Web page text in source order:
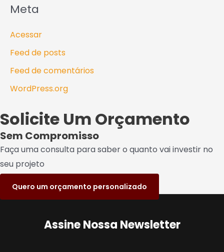
Meta
Acessar
Feed de posts
Feed de comentários
WordPress.org
Solicite Um Orçamento
Sem Compromisso
Faça uma consulta para saber o quanto vai investir no
seu projeto
Quero um orçamento personalizado
Assine Nossa Newsletter